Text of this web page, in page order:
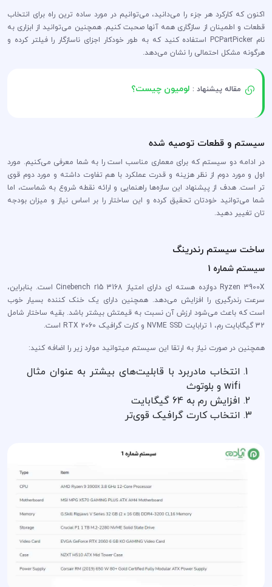
اکنون که کارکرد هر جزء را می‌دانید، می‌توانیم در مورد ساده ترین راه برای انتخاب
قطعات و اطمینان از سازگاری همه آنها صحبت کنیم. همچنین می‌توانید از ابزاری به
نام PCPartPicker استفاده کنید که به طور خودکار اجزای ناسازگار را فیلتر کرده و
هرگونه مشکل احتمالی را نشان می‌دهد.
مقاله پیشنهاد : لومیون چیست؟
سیستم و قطعات توصیه شده
در ادامه دو سیستم که برای معماری مناسب است را به شما معرفی می‌کنیم. مورد
اول و مورد دوم از نظر هزینه و قدرت عملکرد با هم تفاوت داشته و مورد دوم قوی
تر است. هدف از پیشنهاد این سازه‌ها راهنمایی و ارائه نقطه شروع به شماست، اما
شما می‌توانید خودتان تحقیق کرده و این ساختار را بر اساس نیاز و میزان بودجه
تان تغییر دهید.
ساخت سیستم رندرینگ
سیستم شماره 1
Ryzen 3900X دوازده هسته ای دارای امتیاز Cinebench r15 3168 است. بنابراین،
سرعت رندرگیری را افزایش می‌دهد. همچنین دارای یک خنک کننده بسیار خوب
است که باعث می‌شود ارزش آن نسبت به قیمتش بیشتر باشد. بقیه ساختار شامل
32 گیگابایت رم، 1 ترابایت NVME SSD و کارت گرافیک RTX 2060 است.
همچنین در صورت نیاز به ارتقا این سیستم میتوانید موارد زیر را اضافه کنید:
انتخاب مادربرد با قابلیت‌های بیشتر به عنوان مثال
wifi و بلوتوث
افزایش رم به 64 گیگابایت
انتخاب کارت گرافیک قوی‌تر